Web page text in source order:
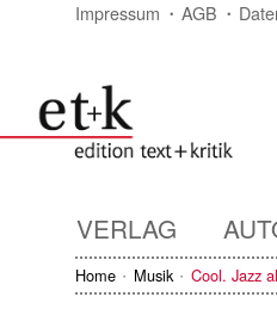
Impressum AGB
VERLAG
Home Musik Cool. Jazz